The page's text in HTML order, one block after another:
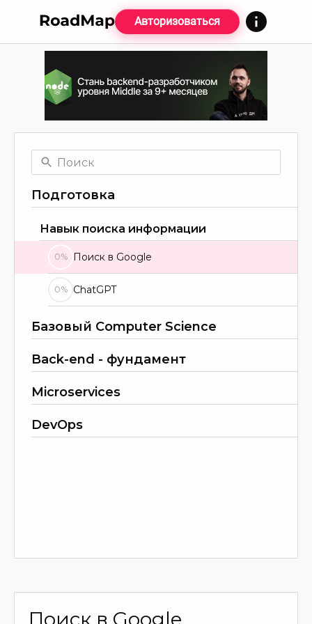
Авторизоваться
Подготовка
Навык поиска информации
0% Поиск в Google
0% ChatGPT
Базовый Computer Science
Back-end - фундамент
Microservices
DevOps
Поиск в Google